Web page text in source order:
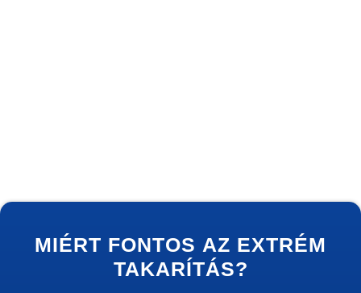
MIÉRT FONTOS AZ EXTRÉM
TAKARÍTÁS?